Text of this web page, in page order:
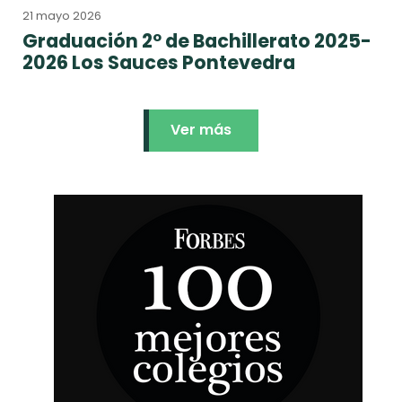
21 mayo 2026
Graduación 2º de Bachillerato 2025-
2026 Los Sauces Pontevedra
Ver más